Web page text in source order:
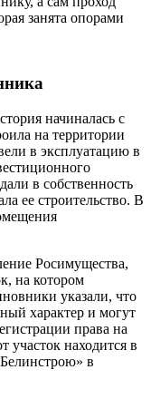
занята опорами
начиналась с
на территории
в эксплуатацию в
в собственность
ее строительство. В
Росимущества,
на котором
указали, что
характер и могут
права на
находится в
в